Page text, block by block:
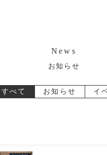
News
お知らせ
すべて お知らせ イ